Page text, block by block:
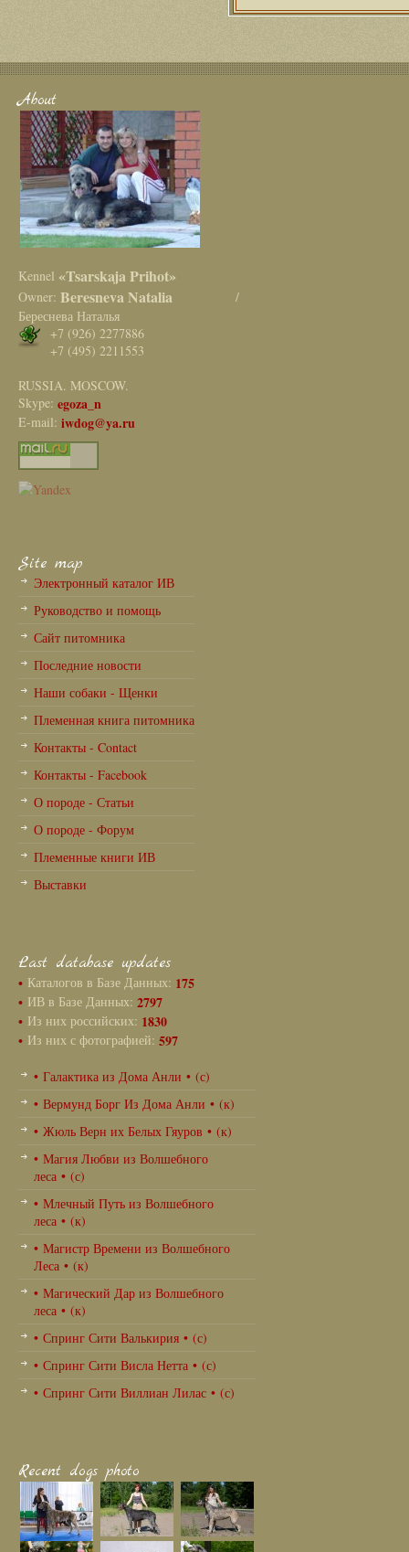
About
Kennel «Tsarskaja Prihot»
Owner: Beresneva Natalia /
Береснева Наталья
+7 (926) 2277886
+7 (495) 2211553
RUSSIA. MOSCOW.
Skype: egoza_n
E-mail: iwdog@ya.ru
Site map
Электронный каталог ИВ
Руководство и помощь
Сайт питомника
Последние новости
Наши собаки - Щенки
Племенная книга питомника
Контакты - Contact
Контакты - Facebook
О породе - Статьи
О породе - Форум
Племенные книги ИВ
Выставки
Last database updates
• Каталогов в Базе Данных: 175
• ИВ в Базе Данных: 2797
• Из них российских: 1830
• Из них с фотографией: 597
• Галактика из Дома Анли • (с)
• Вермунд Борг Из Дома Анли • (к)
• Жюль Верн их Белых Гяуров • (к)
• Магия Любви из Волшебного
леса • (с)
• Млечный Путь из Волшебного
леса • (к)
• Магистр Времени из Волшебного
Леса • (к)
• Магический Дар из Волшебного
леса • (к)
• Спринг Сити Валькирия • (с)
• Спринг Сити Висла Нетта • (с)
• Спринг Сити Виллиан Лилас • (с)
Recent dogs photo